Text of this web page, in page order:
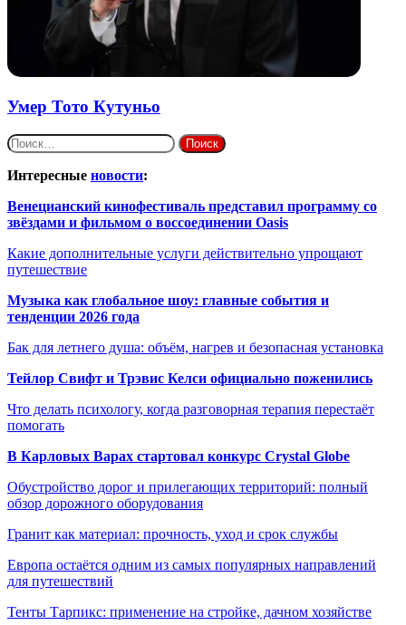
Умер Тото Кутуньо
Найти:
Интересные новости:
Венецианский кинофестиваль представил программу со
звёздами и фильмом о воссоединении Oasis
Какие дополнительные услуги действительно упрощают
путешествие
Музыка как глобальное шоу: главные события и
тенденции 2026 года
Бак для летнего душа: объём, нагрев и безопасная установка
Тейлор Свифт и Трэвис Келси официально поженились
Что делать психологу, когда разговорная терапия перестаёт
помогать
В Карловых Варах стартовал конкурс Crystal Globe
Обустройство дорог и прилегающих территорий: полный
обзор дорожного оборудования
Гранит как материал: прочность, уход и срок службы
Европа остаётся одним из самых популярных направлений
для путешествий
Тенты Тарпикс: применение на стройке, дачном хозяйстве